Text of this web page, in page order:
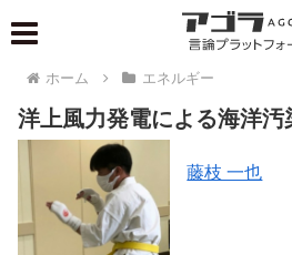
ホーム エネルギー
洋上風力発電による海洋汚
藤枝 一也